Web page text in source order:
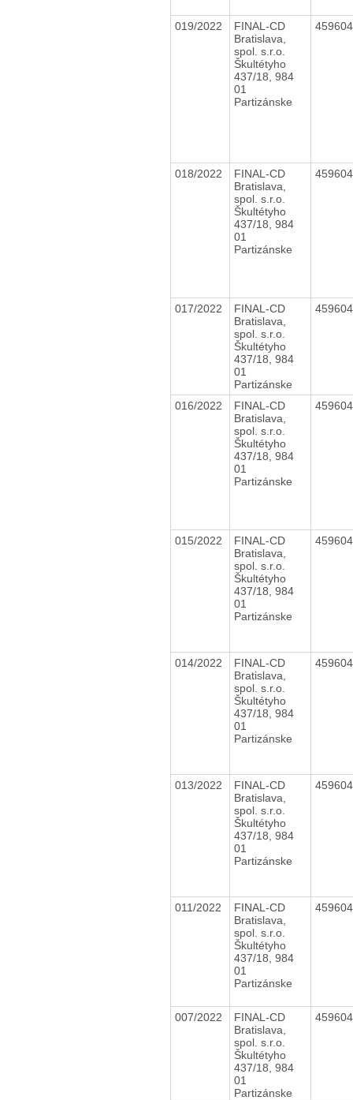
019/2022
FINAL-CD
Bratislava,
spol. s.r.o.
Škultétyho
437/18, 984
01
Partizánske
018/2022
FINAL-CD
Bratislava,
spol. s.r.o.
Škultétyho
437/18, 984
01
Partizánske
017/2022
FINAL-CD
Bratislava,
spol. s.r.o.
Škultétyho
437/18, 984
01
Partizánske
016/2022
FINAL-CD
Bratislava,
spol. s.r.o.
Škultétyho
437/18, 984
01
Partizánske
015/2022
FINAL-CD
Bratislava,
spol. s.r.o.
Škultétyho
437/18, 984
01
Partizánske
014/2022
FINAL-CD
Bratislava,
spol. s.r.o.
Škultétyho
437/18, 984
01
Partizánske
013/2022
FINAL-CD
Bratislava,
spol. s.r.o.
Škultétyho
437/18, 984
01
Partizánske
011/2022
FINAL-CD
Bratislava,
spol. s.r.o.
Škultétyho
437/18, 984
01
Partizánske
007/2022
FINAL-CD
Bratislava,
spol. s.r.o.
Škultétyho
437/18, 984
01
Partizánske